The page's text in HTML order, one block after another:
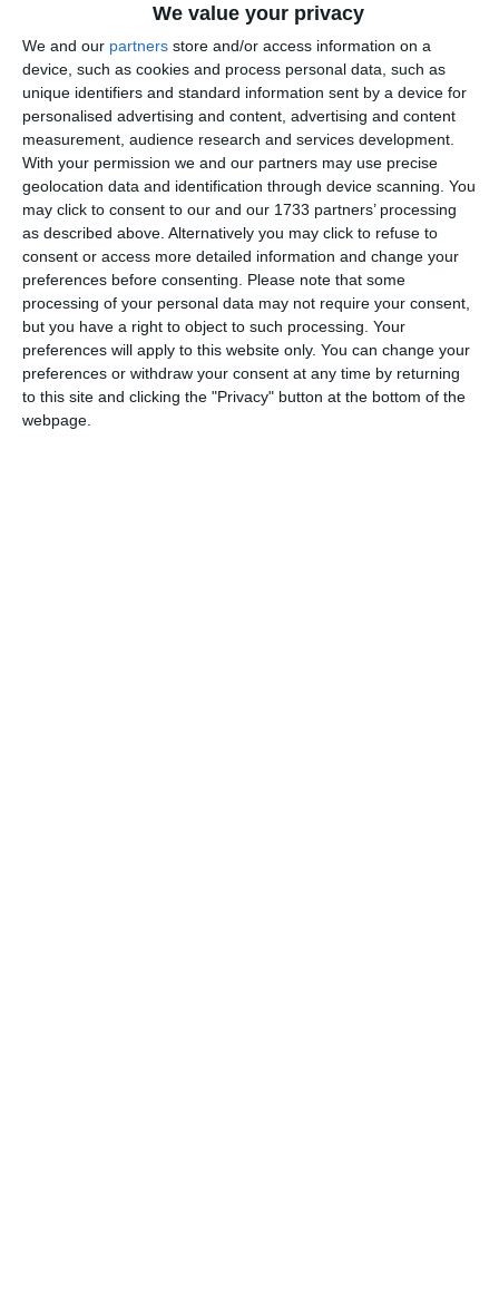
We value your privacy
We and our partners store and/or access information on a
device, such as cookies and process personal data, such as
unique identifiers and standard information sent by a device for
personalised advertising and content, advertising and content
measurement, audience research and services development.
With your permission we and our partners may use precise
geolocation data and identification through device scanning. You
may click to consent to our and our 1733 partners’ processing
as described above. Alternatively you may click to refuse to
consent or access more detailed information and change your
preferences before consenting.
Please note that some
processing of your personal data may not require your consent,
but you have a right to object to such processing. Your
preferences will apply to this website only. You can change your
preferences or withdraw your consent at any time by returning
to this site and clicking the "Privacy" button at the bottom of the
webpage.
urmărind ca deciziile finale să fie bazate exclusiv pe
criterii științifice și epidemiologice obiective, specifice
pieței animalelor vii.
Consolidarea măsurilor de biosecuritate și conformitate
Întrucât marea majoritate a crescătorilor de ovine din
România respectă cu strictețe normele sanitare, instituția își
intensifică eforturile pentru eliminarea oricăror
disfuncționalități izolate care ar putea afecta credibilitatea
sectorului:
Prevenirea transporturilor neconforme: ANSVSA face
un apel ferm la responsabilitate pentru eliminarea
completă a mișcărilor nedeclarate de animale,
asigurând astfel respectarea deplină a cerințelor
stabilite la nivelul Comisiei Europene.
Filtre și controale în teren: În colaborare cu Poliția